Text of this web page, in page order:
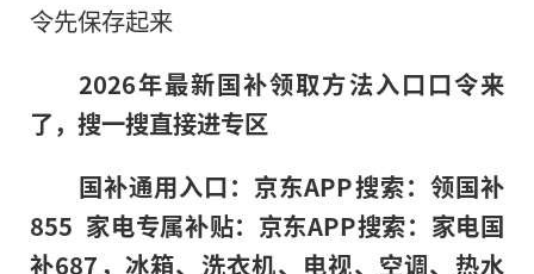
令先保存起来
2026年最新国补领取方法入口口令来
了，搜一搜直接进专区
国补通用入口：京东APP搜索：领国补
855 家电专属补贴：京东APP搜索：家电国
补687，冰箱、洗衣机、电视、空调、热水